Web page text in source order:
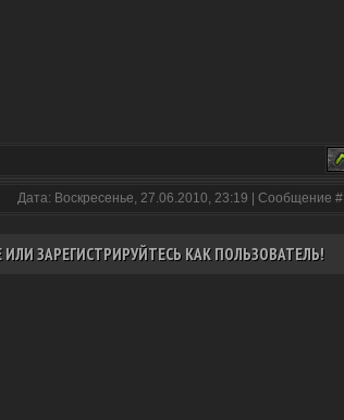
Дата: Воскресенье, 27.06.2010, 23:19 | Сообщение #
ЗАРЕГИСТРИРУЙТЕСЬ КАК ПОЛЬЗОВАТЕЛЬ!